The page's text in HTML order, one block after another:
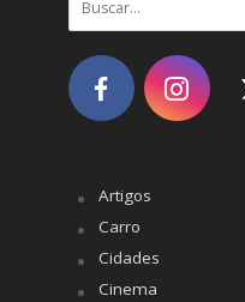
Artigos
Carro
Cidades
Cinema